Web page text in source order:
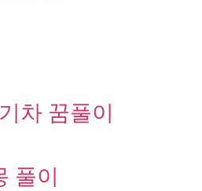
차 꿈풀이
풀이